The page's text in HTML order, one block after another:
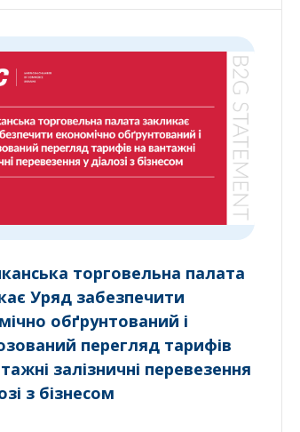
торговельна палата
Уряд забезпечити
обґрунтований і
перегляд тарифів
залізничні перевезення
з бізнесом